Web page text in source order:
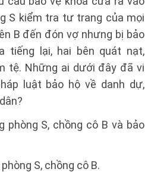
S kiểm tra tư trang của mọi
B đến đón vợ nhưng bị bảo
tiếng lại, hai bên quát nạt,
tệ. Những ai dưới đây đã vi
luật bảo hộ về danh dự,
phòng S, chồng cô B và bảo
S, chồng cô B.